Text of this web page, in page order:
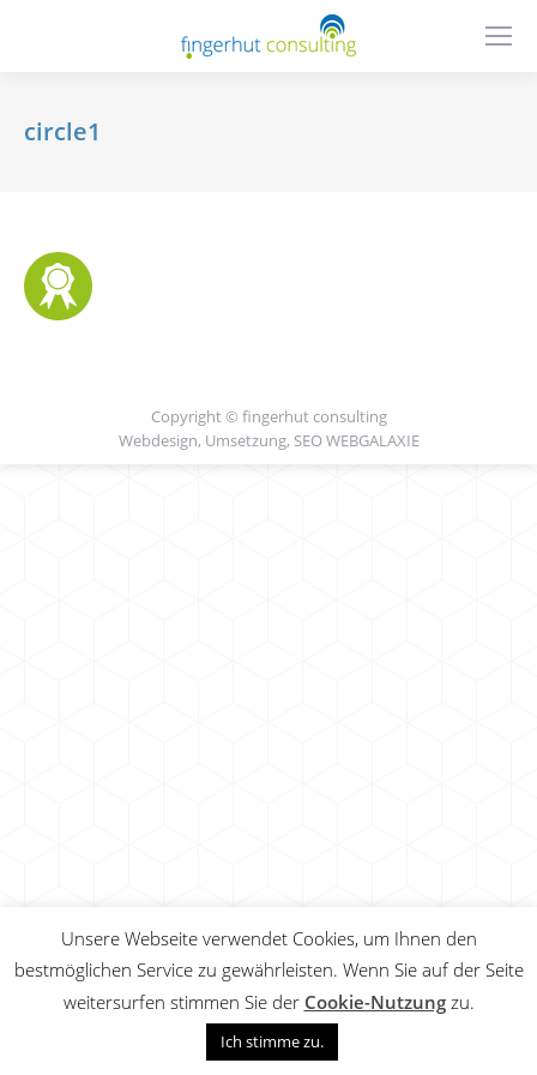
circle1
Copyright © fingerhut consulting
Webdesign, Umsetzung, SEOWEBGALAXIE
Unsere Webseite verwendet Cookies, um Ihnen den
bestmöglichen Service zu gewährleisten. Wenn Sie auf der Seite
weitersurfen stimmen Sie der Cookie-Nutzungzu.
Ich stimme zu.